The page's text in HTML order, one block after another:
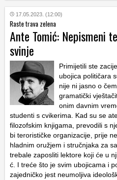
17.05.2023. (12:00)
Raste trava zelena
Ante Tomić: Nepismeni
svinje
Primijetili ste
ubojica političara
nije ni jasno o
gramatički
onim davnim
studenti s cvikerima. Kad su se
filozofskim knjigama, prevodili s
bi terorističke organizacije, prije
hladnim oružjem i stručnjaka za
trebale zaposliti lektore koji će u
ć. I treće što je svim ubojicama i
zajedničko jest neumoljiva